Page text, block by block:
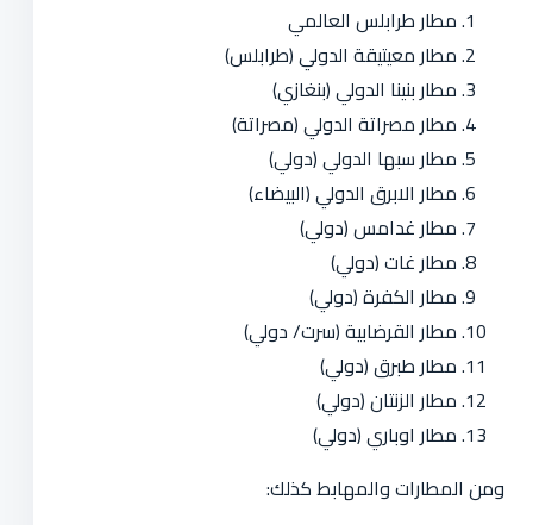
مطار طرابلس العالمي
مطار معيتيقة الدولي (طرابلس)
مطار بنينا الدولي (بنغازي)
مطار مصراتة الدولي (مصراتة)
مطار سبها الدولي (دولي)
مطار الابرق الدولي (البيضاء)
مطار غدامس (دولي)
مطار غات (دولي)
مطار الكفرة (دولي)
مطار القرضابية (سرت/ دولي)
مطار طبرق (دولي)
مطار الزنتان (دولي)
مطار اوباري (دولي)
ومن المطارات والمهابط كذلك: